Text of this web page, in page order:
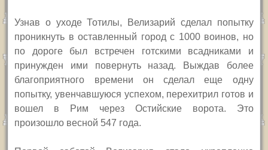
Узнав о уходе Тотилы, Велизарий сделал попытку
проникнуть в оставленный город с 1000 воинов, но
по дороге был встречен готскими всадниками и
принужден ими повернуть назад. Выждав более
благоприятного времени он сделал еще одну
попытку, увенчавшуюся успехом, перехитрил готов и
вошел в Рим через Остийские ворота. Это
произошло весной 547 года.